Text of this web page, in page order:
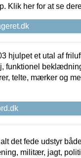
Klik her for at se
hjulpet et utal af
funktionel
telte, mærker og
det fede udstyr
militær, jagt,